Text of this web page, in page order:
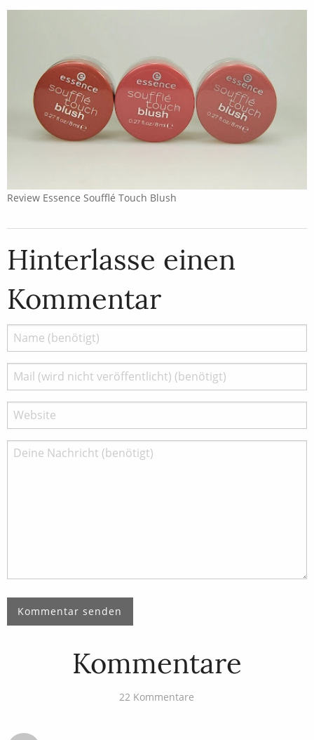
Review Essence Soufflé Touch Blush
Hinterlasse einen
Kommentar
Kommentare
22 Kommentare